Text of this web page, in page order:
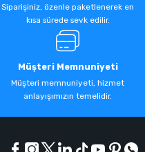
Siparişiniz, özenle paketlenerek en
kısa sürede sevk edilir.
Müşteri Memnuniyeti
Müşteri memnuniyeti, hizmet
anlayışımızın temelidir.